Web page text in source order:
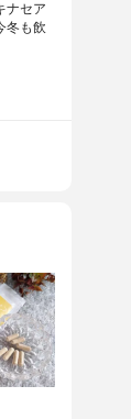
ナセア
冬も飲